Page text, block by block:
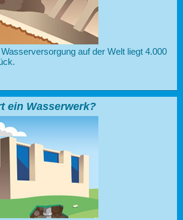
auf der Welt liegt 4.000
ein Wasserwerk?